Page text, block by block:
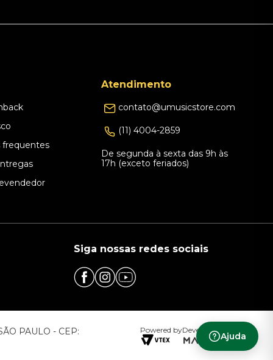
Ajuda
frequentes
Atendimento
contato@umusicstore.com
(11) 4004-2859
De segunda à sexta das 9h às
17h (exceto feriados)
Siga nossas redes sociais
PAULO - CEP:
Powered byDeveloped by